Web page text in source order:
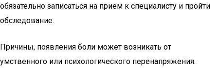
обязательно записаться на прием к специалисту и пройти
обследование.
Причины, появления боли может возникать от
умственного или психологического перенапряжения.